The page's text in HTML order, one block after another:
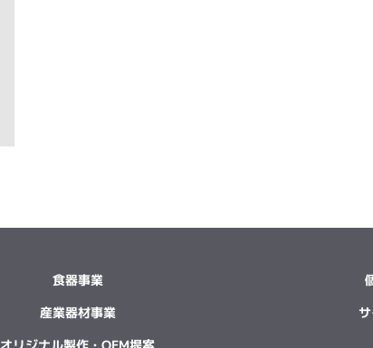
食器事業
産業器材事業
オリジナル製作・OEM提案